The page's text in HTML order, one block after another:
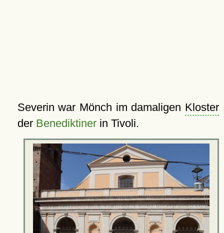
Severin war Mönch im damaligen Kloster
der Benediktinerin Tivoli.